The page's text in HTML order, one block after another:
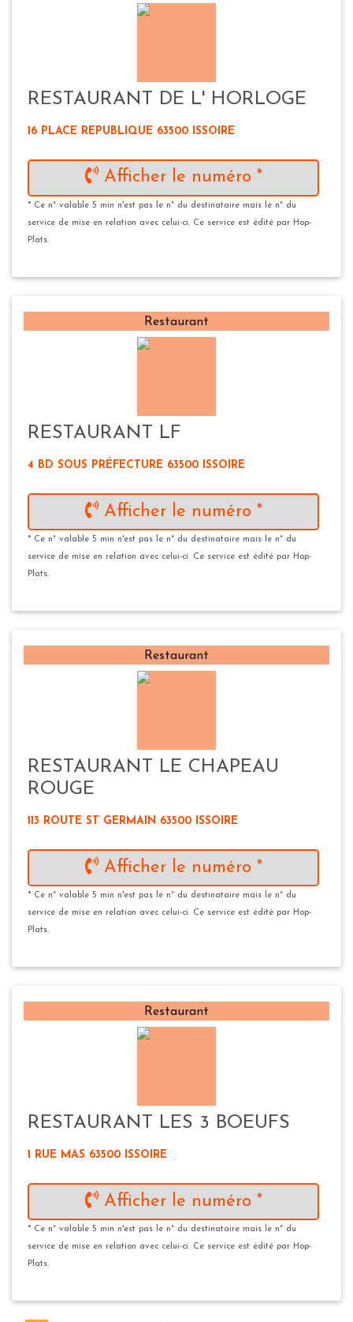
RESTAURANT DE L' HORLOGE
16 PLACE REPUBLIQUE 63500 ISSOIRE
Afficher le numéro *
* Ce n° valable 5 min n'est pas le n° du destinataire mais le n° du
service de mise en relation avec celui-ci. Ce service est édité par Hop-
Plats.
Restaurant
RESTAURANT LF
4 BD SOUS PRÉFECTURE 63500 ISSOIRE
Afficher le numéro *
* Ce n° valable 5 min n'est pas le n° du destinataire mais le n° du
service de mise en relation avec celui-ci. Ce service est édité par Hop-
Plats.
Restaurant
RESTAURANT LE CHAPEAU
ROUGE
113 ROUTE ST GERMAIN 63500 ISSOIRE
Afficher le numéro *
* Ce n° valable 5 min n'est pas le n° du destinataire mais le n° du
service de mise en relation avec celui-ci. Ce service est édité par Hop-
Plats.
Restaurant
RESTAURANT LES 3 BOEUFS
1 RUE MAS 63500 ISSOIRE
Afficher le numéro *
* Ce n° valable 5 min n'est pas le n° du destinataire mais le n° du
service de mise en relation avec celui-ci. Ce service est édité par Hop-
Plats.